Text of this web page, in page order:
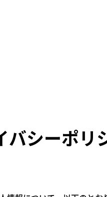
バシーポリ